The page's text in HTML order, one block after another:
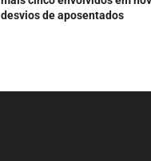
desvios de aposentados